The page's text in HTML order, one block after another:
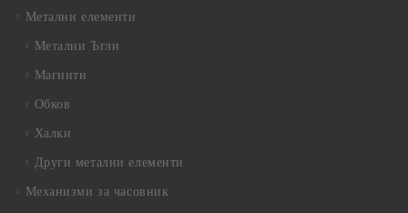
Метални елементи
Метални Ъгли
Магнити
Обков
Халки
Други метални елементи
Механизми за часовник